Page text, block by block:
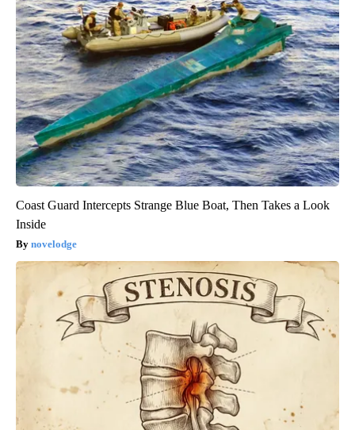
Coast Guard Intercepts Strange Blue Boat, Then Takes a Look
Inside
novelodge